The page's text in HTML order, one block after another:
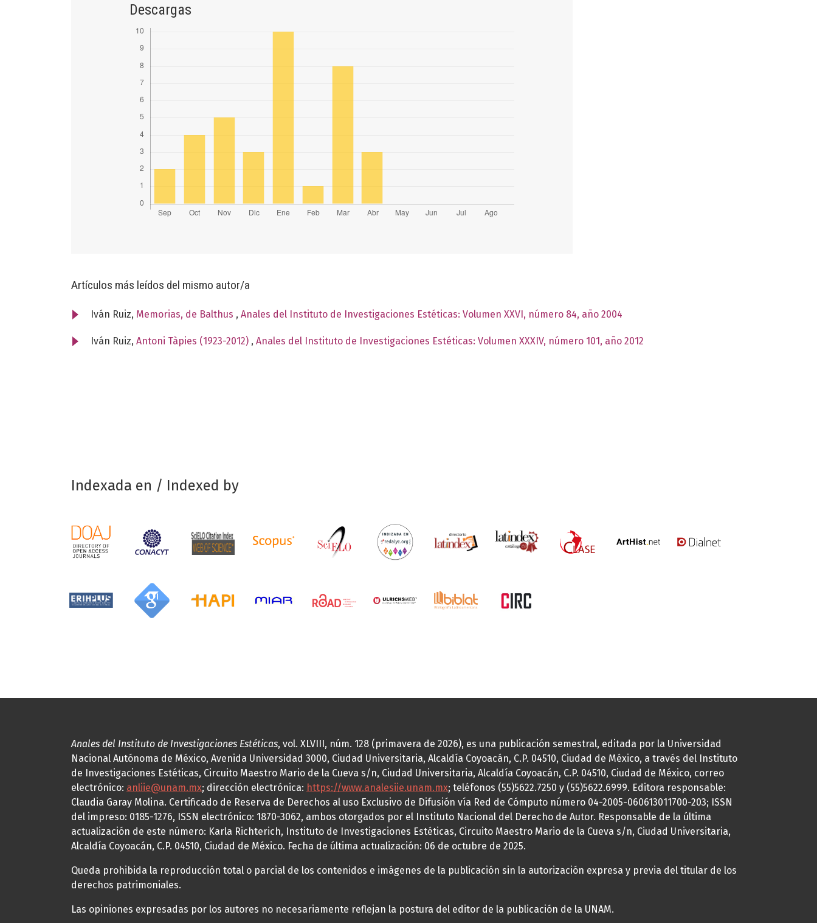
Descargas
Artículos más leídos del mismo autor/a
Iván Ruiz, Memorias, de Balthus , Anales del Instituto de Investigaciones Estéticas: Volumen XXVI, número 84, año 2004
Iván Ruiz, Antoni Tàpies (1923-2012) , Anales del Instituto de Investigaciones Estéticas: Volumen XXXIV, número 101, año 2012
Indexada en / Indexed by
Anales del Instituto de Investigaciones Estéticas, vol. XLVIII, núm. 128 (primavera de 2026), es una publicación semestral, editada por la Universidad
Nacional Autónoma de México, Avenida Universidad 3000, Ciudad Universitaria, Alcaldía Coyoacán, C.P. 04510, Ciudad de México, a través del Instituto
de Investigaciones Estéticas, Circuito Maestro Mario de la Cueva s/n, Ciudad Universitaria, Alcaldía Coyoacán, C.P. 04510, Ciudad de México, correo
electrónico: anliie@unam.mx; dirección electrónica: https://www.analesiie.unam.mx; teléfonos (55)5622.7250 y (55)5622.6999. Editora responsable:
Claudia Garay Molina. Certificado de Reserva de Derechos al uso Exclusivo de Difusión vía Red de Cómputo número 04-2005-060613011700-203; ISSN
del impreso: 0185-1276, ISSN electrónico: 1870-3062, ambos otorgados por el Instituto Nacional del Derecho de Autor. Responsable de la última
actualización de este número: Karla Richterich, Instituto de Investigaciones Estéticas, Circuito Maestro Mario de la Cueva s/n, Ciudad Universitaria,
Alcaldía Coyoacán, C.P. 04510, Ciudad de México. Fecha de última actualización: 06 de octubre de 2025.
Queda prohibida la reproducción total o parcial de los contenidos e imágenes de la publicación sin la autorización expresa y previa del titular de los
derechos patrimoniales.
Las opiniones expresadas por los autores no necesariamente reflejan la postura del editor de la publicación de la UNAM.